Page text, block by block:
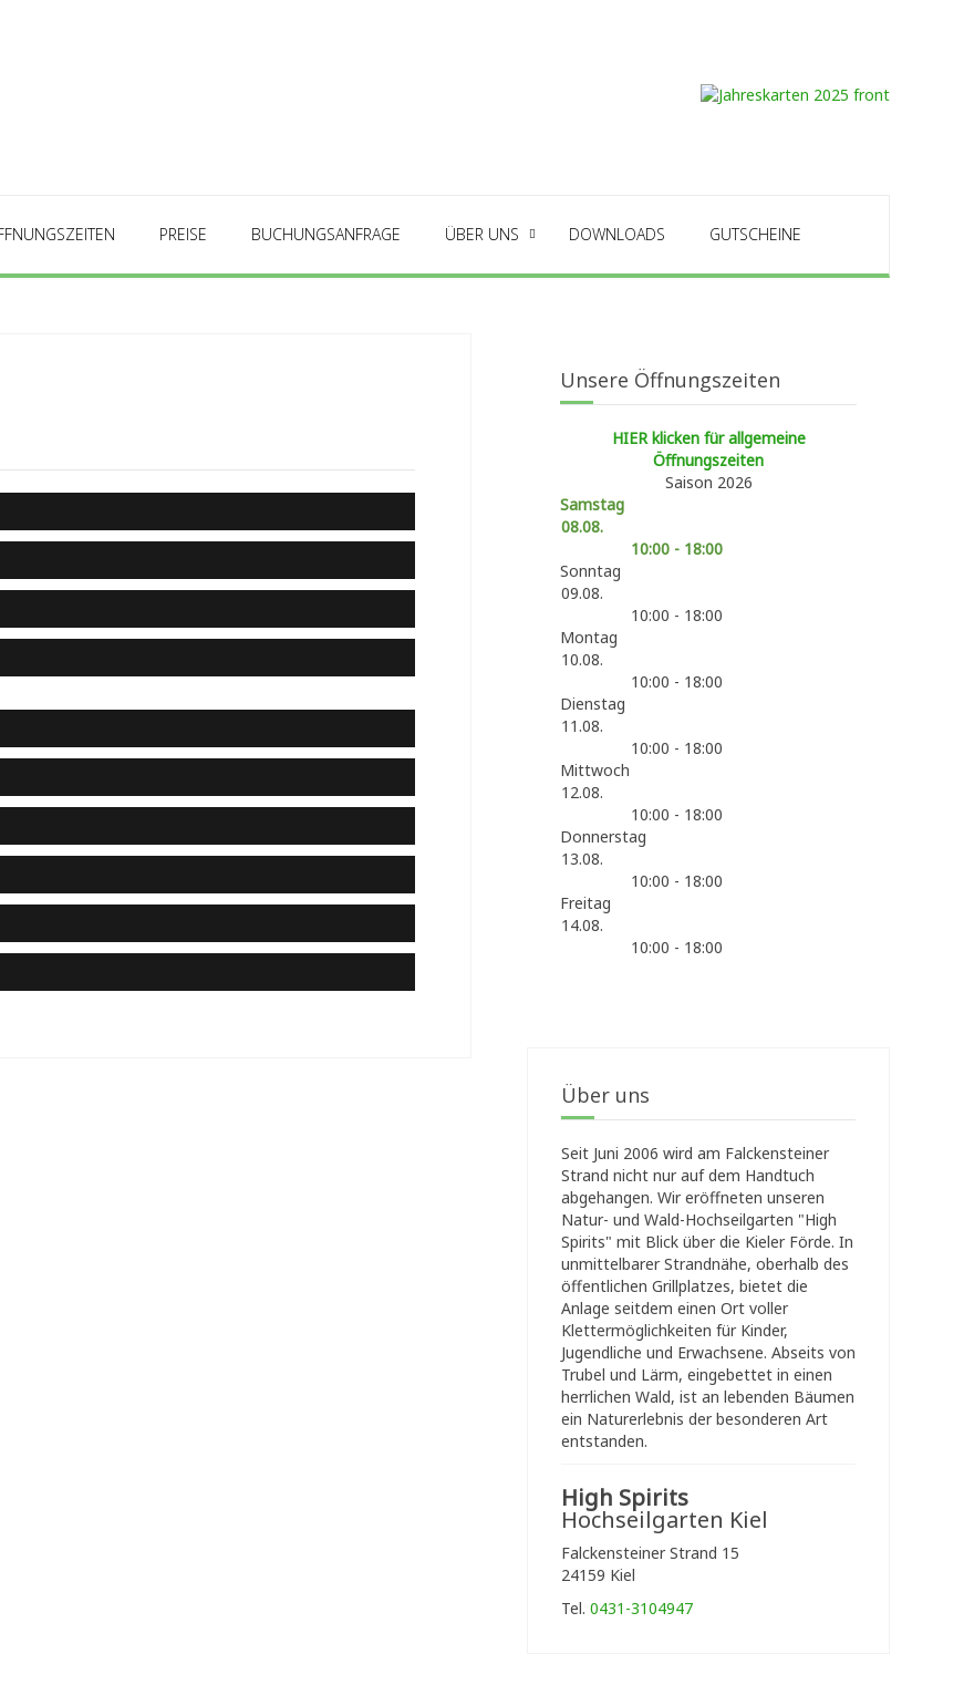
PREISE BUCHUNGSANFRAGE ÜBER UNS DOWNLOADS GUTSCHEINE
Unsere Öffnungszeiten
HIER klicken für allgemeine
Öffnungszeiten
Saison 2026
Samstag
08.08.
10:00 - 18:00
Sonntag
09.08.
10:00 - 18:00
Montag
10.08.
10:00 - 18:00
Dienstag
11.08.
10:00 - 18:00
Mittwoch
12.08.
10:00 - 18:00
Donnerstag
13.08.
10:00 - 18:00
Freitag
14.08.
10:00 - 18:00
Über uns
Seit Juni 2006 wird am Falckensteiner
Strand nicht nur auf dem Handtuch
abgehangen. Wir eröffneten unseren
Natur- und Wald-Hochseilgarten "High
Spirits" mit Blick über die Kieler Förde. In
unmittelbarer Strandnähe, oberhalb des
öffentlichen Grillplatzes, bietet die
Anlage seitdem einen Ort voller
Klettermöglichkeiten für Kinder,
Jugendliche und Erwachsene. Abseits von
Trubel und Lärm, eingebettet in einen
herrlichen Wald, ist an lebenden Bäumen
ein Naturerlebnis der besonderen Art
entstanden.
High Spirits
Hochseilgarten Kiel
Falckensteiner Strand 15
24159 Kiel
Tel. 0431-3104947